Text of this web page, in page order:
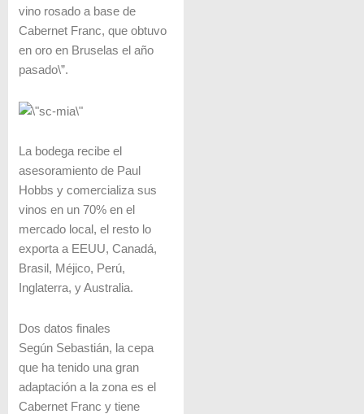
vino rosado a base de
Cabernet Franc, que obtuvo
en oro en Bruselas el año
pasado\”.
La bodega recibe el
asesoramiento de Paul
Hobbs y comercializa sus
vinos en un 70% en el
mercado local, el resto lo
exporta a EEUU, Canadá,
Brasil, Méjico, Perú,
Inglaterra, y Australia.
Dos datos finales
Según Sebastián, la cepa
que ha tenido una gran
adaptación a la zona es el
Cabernet Franc y tiene